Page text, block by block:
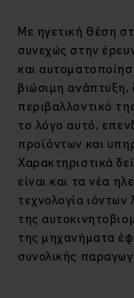
Με ηγετική θέση
συνεχώς στην
και
βιώσιμη ανάπτυξη,
περιβαλλοντικό
το λόγο αυτό,
προϊόντων και
Χαρακτηριστικά
είναι και τα νέα
τεχνολογία
της
της μηχανήματα
συνολικής